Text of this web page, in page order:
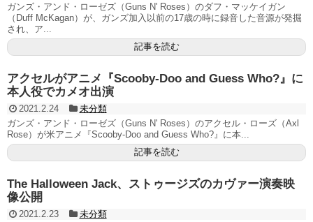
ガンズ・アンド・ローゼズ（Guns N' Roses）のダフ・マッケイガン
（Duff McKagan）が、ガンズ加入以前の17歳の時に録音した音源が発掘
され、ア...
記事を読む
アクセルがアニメ『Scooby-Doo and Guess Who?』に
本人役でカメオ出演
2021.2.24
未分類
ガンズ・アンド・ローゼズ（Guns N' Roses）のアクセル・ローズ（Axl
Rose）が米アニメ『Scooby-Doo and Guess Who?』に本...
記事を読む
The Halloween Jack、ストゥージズのカヴァー演奏映
像公開
2021.2.23
未分類